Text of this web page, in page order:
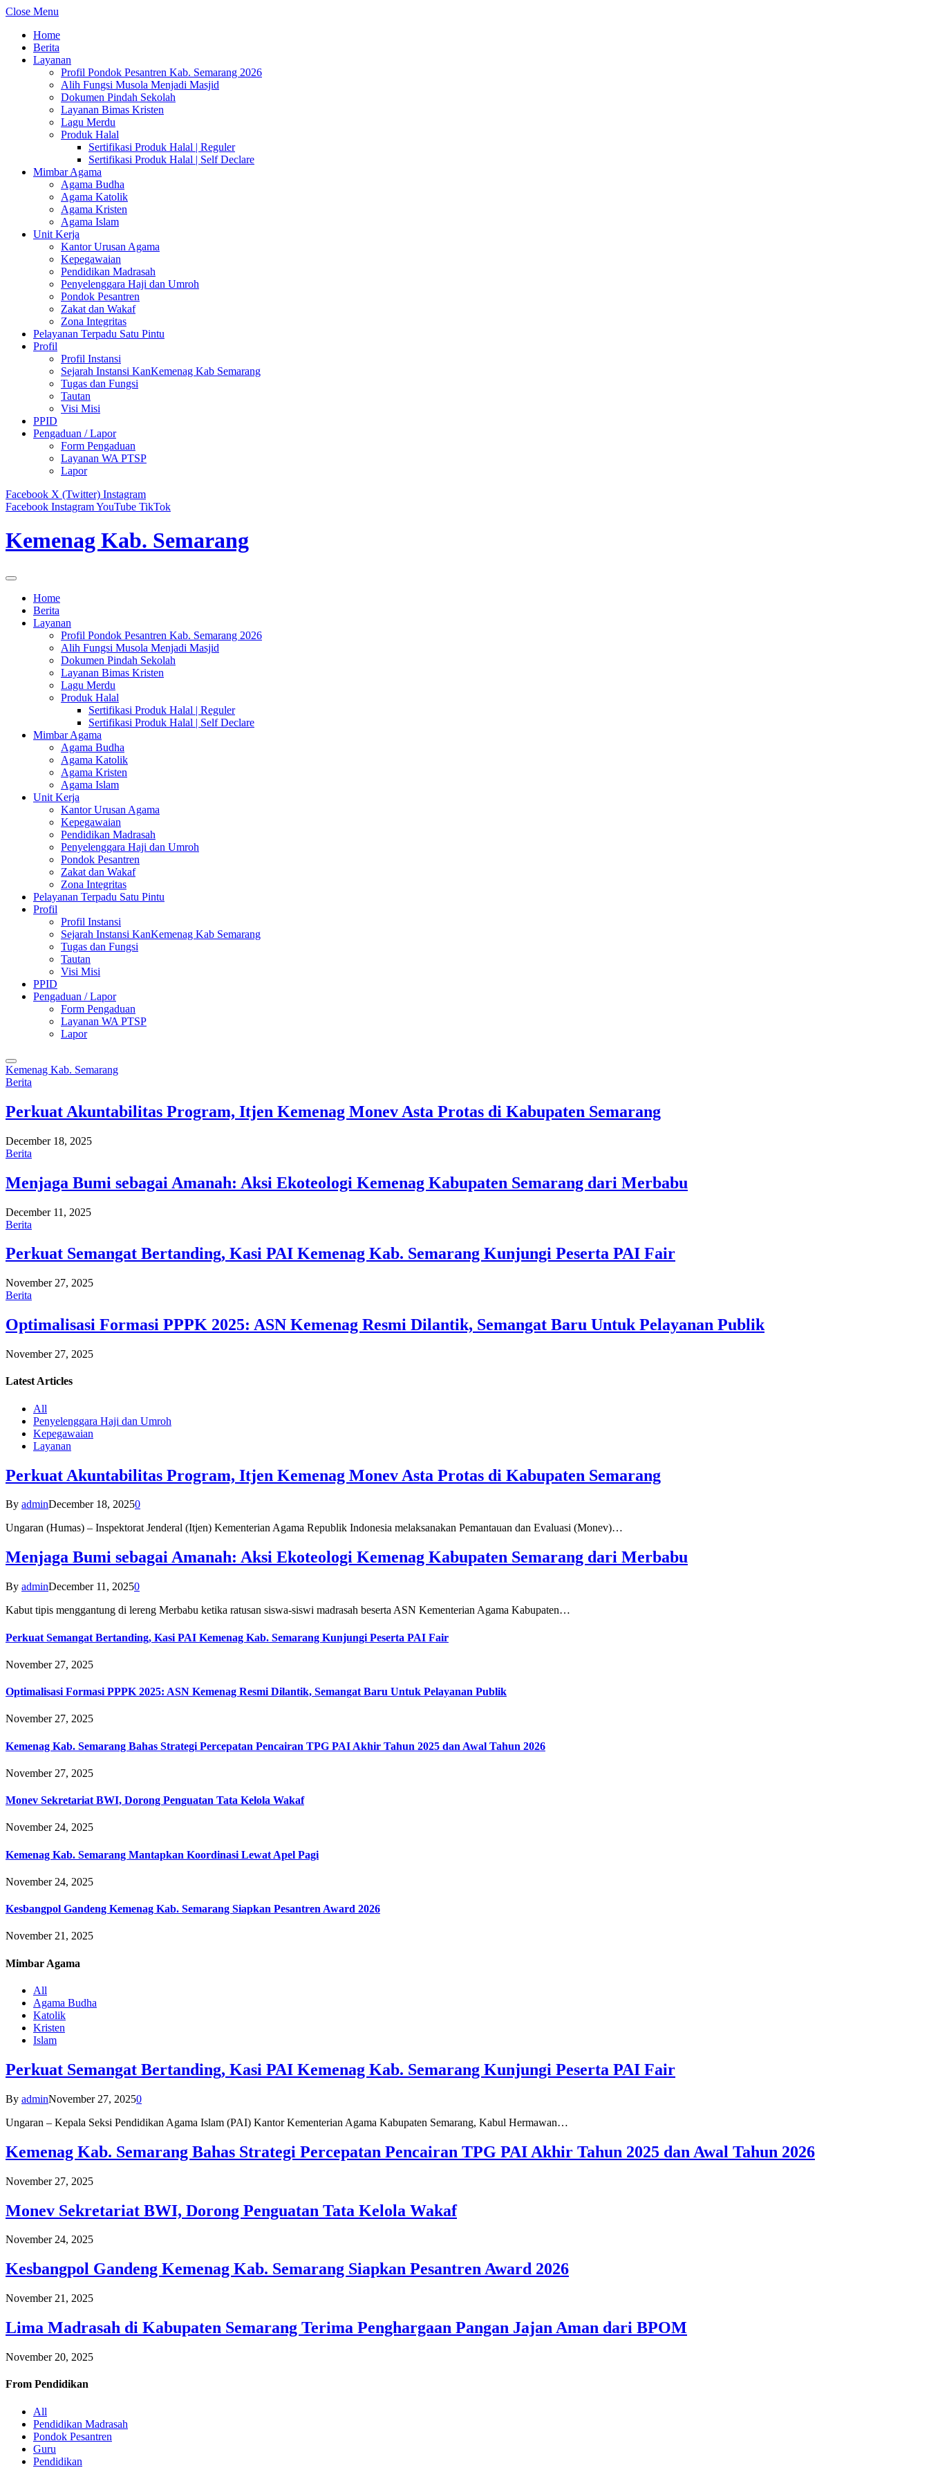
Close Menu
Home
Berita
Layanan
Profil Pondok Pesantren Kab. Semarang 2026
Alih Fungsi Musola Menjadi Masjid
Dokumen Pindah Sekolah
Layanan Bimas Kristen
Lagu Merdu
Produk Halal
Sertifikasi Produk Halal | Reguler
Sertifikasi Produk Halal | Self Declare
Mimbar Agama
Agama Budha
Agama Katolik
Agama Kristen
Agama Islam
Unit Kerja
Kantor Urusan Agama
Kepegawaian
Pendidikan Madrasah
Penyelenggara Haji dan Umroh
Pondok Pesantren
Zakat dan Wakaf
Zona Integritas
Pelayanan Terpadu Satu Pintu
Profil
Profil Instansi
Sejarah Instansi KanKemenag Kab Semarang
Tugas dan Fungsi
Tautan
Visi Misi
PPID
Pengaduan / Lapor
Form Pengaduan
Layanan WA PTSP
Lapor
Facebook X (Twitter) Instagram
Facebook InstagramYouTube TikTok
Kemenag Kab. Semarang
Home
Berita
Layanan
Profil Pondok Pesantren Kab. Semarang 2026
Alih Fungsi Musola Menjadi Masjid
Dokumen Pindah Sekolah
Layanan Bimas Kristen
Lagu Merdu
Produk Halal
Sertifikasi Produk Halal | Reguler
Sertifikasi Produk Halal | Self Declare
Mimbar Agama
Agama Budha
Agama Katolik
Agama Kristen
Agama Islam
Unit Kerja
Kantor Urusan Agama
Kepegawaian
Pendidikan Madrasah
Penyelenggara Haji dan Umroh
Pondok Pesantren
Zakat dan Wakaf
Zona Integritas
Pelayanan Terpadu Satu Pintu
Profil
Profil Instansi
Sejarah Instansi KanKemenag Kab Semarang
Tugas dan Fungsi
Tautan
Visi Misi
PPID
Pengaduan / Lapor
Form Pengaduan
Layanan WA PTSP
Lapor
Kemenag Kab. Semarang
Berita
Perkuat Akuntabilitas Program, Itjen Kemenag Monev Asta Protas di Kabupaten Semarang
December 18, 2025
Berita
Menjaga Bumi sebagai Amanah: Aksi Ekoteologi Kemenag Kabupaten Semarang dari Merbabu
December 11, 2025
Berita
Perkuat Semangat Bertanding, Kasi PAI Kemenag Kab. Semarang Kunjungi Peserta PAI Fair
November 27, 2025
Berita
Optimalisasi Formasi PPPK 2025: ASN Kemenag Resmi Dilantik, Semangat Baru Untuk Pelayanan Publik
November 27, 2025
Latest Articles
All
Penyelenggara Haji dan Umroh
Kepegawaian
Layanan
Perkuat Akuntabilitas Program, Itjen Kemenag Monev Asta Protas di Kabupaten Semarang
By adminDecember 18, 20250
Ungaran (Humas) – Inspektorat Jenderal (Itjen) Kementerian Agama Republik Indonesia melaksanakan Pemantauan dan Evaluasi (Monev)…
Menjaga Bumi sebagai Amanah: Aksi Ekoteologi Kemenag Kabupaten Semarang dari Merbabu
By adminDecember 11, 20250
Kabut tipis menggantung di lereng Merbabu ketika ratusan siswa-siswi madrasah beserta ASN Kementerian Agama Kabupaten…
Perkuat Semangat Bertanding, Kasi PAI Kemenag Kab. Semarang Kunjungi Peserta PAI Fair
November 27, 2025
Optimalisasi Formasi PPPK 2025: ASN Kemenag Resmi Dilantik, Semangat Baru Untuk Pelayanan Publik
November 27, 2025
Kemenag Kab. Semarang Bahas Strategi Percepatan Pencairan TPG PAI Akhir Tahun 2025 dan Awal Tahun 2026
November 27, 2025
Monev Sekretariat BWI, Dorong Penguatan Tata Kelola Wakaf
November 24, 2025
Kemenag Kab. Semarang Mantapkan Koordinasi Lewat Apel Pagi
November 24, 2025
Kesbangpol Gandeng Kemenag Kab. Semarang Siapkan Pesantren Award 2026
November 21, 2025
Mimbar Agama
All
Agama Budha
Katolik
Kristen
Islam
Perkuat Semangat Bertanding, Kasi PAI Kemenag Kab. Semarang Kunjungi Peserta PAI Fair
By adminNovember 27, 20250
Ungaran – Kepala Seksi Pendidikan Agama Islam (PAI) Kantor Kementerian Agama Kabupaten Semarang, Kabul Hermawan…
Kemenag Kab. Semarang Bahas Strategi Percepatan Pencairan TPG PAI Akhir Tahun 2025 dan Awal Tahun 2026
November 27, 2025
Monev Sekretariat BWI, Dorong Penguatan Tata Kelola Wakaf
November 24, 2025
Kesbangpol Gandeng Kemenag Kab. Semarang Siapkan Pesantren Award 2026
November 21, 2025
Lima Madrasah di Kabupaten Semarang Terima Penghargaan Pangan Jajan Aman dari BPOM
November 20, 2025
From Pendidikan
All
Pendidikan Madrasah
Pondok Pesantren
Guru
Pendidikan